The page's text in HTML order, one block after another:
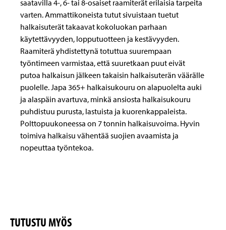
saatavilla 4-, 6- tai 8-osaiset raamiterät erilaisia tarpeita
varten. Ammattikoneista tutut sivuistaan tuetut
halkaisuterät takaavat kokoluokan parhaan
käytettävyyden, lopputuotteen ja kestävyyden.
Raamiterä yhdistettynä totuttua suurempaan
työntimeen varmistaa, että suuretkaan puut eivät
putoa halkaisun jälkeen takaisin halkaisuterän väärälle
puolelle. Japa 365+ halkaisukouru on alapuolelta auki
ja alaspäin avartuva, minkä ansiosta halkaisukouru
puhdistuu purusta, lastuista ja kuorenkappaleista.
Polttopuukoneessa on 7 tonnin halkaisuvoima. Hyvin
toimiva halkaisu vähentää suojien avaamista ja
nopeuttaa työntekoa.
TUTUSTU MYÖS